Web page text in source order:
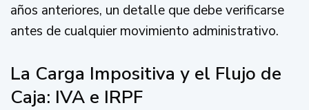
años anteriores, un detalle que debe verificarse
antes de cualquier movimiento administrativo.
La Carga Impositiva y el Flujo de
Caja: IVA e IRPF